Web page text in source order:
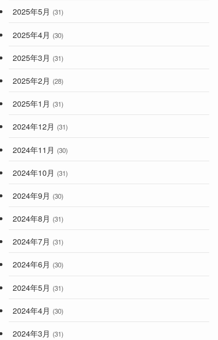
2025年5月 (31)
2025年4月 (30)
2025年3月 (31)
2025年2月 (28)
2025年1月 (31)
2024年12月 (31)
2024年11月 (30)
2024年10月 (31)
2024年9月 (30)
2024年8月 (31)
2024年7月 (31)
2024年6月 (30)
2024年5月 (31)
2024年4月 (30)
2024年3月 (31)